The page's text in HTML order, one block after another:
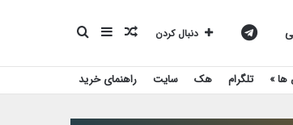
کانال
تلگرام
جستجو
برای
سایدبارنوشته
تصادفی
دنبال کردن
» تلگرام هک سایت راهنمای خرید